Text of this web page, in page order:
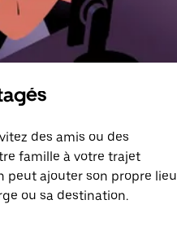
des amis ou des
famille à votre trajet
peut ajouter son propre lieu
ou sa destination.